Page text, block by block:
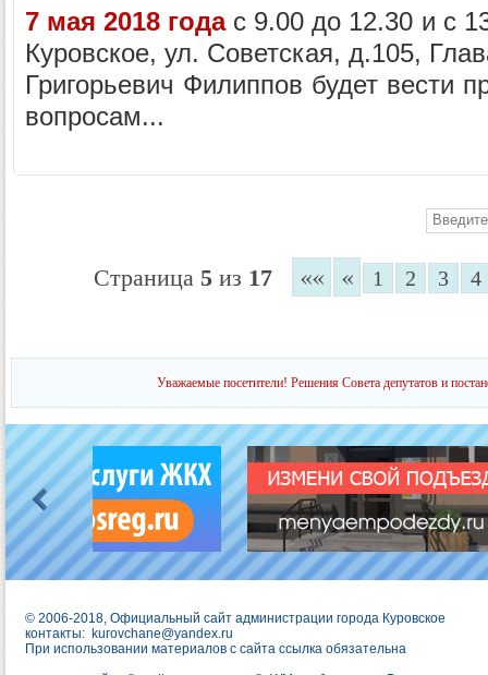
7 мая 2018 годас 9.00 до 12.30 и с
Куровское, ул. Советская, д.105,
Григорьевич Филиппов будет вести
вопросам...
Страница 5 из 17 «« « 1 2 3 4
Уважаемые посетители! Решения Совета депутатов и
© 2006-2018, Официальный сайт администрации города Куровское
контакты: kurovchane@yandex.ru
При использовании материалов с сайта ссылка обязательна